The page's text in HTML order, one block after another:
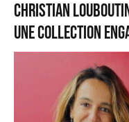
Christian
une collection